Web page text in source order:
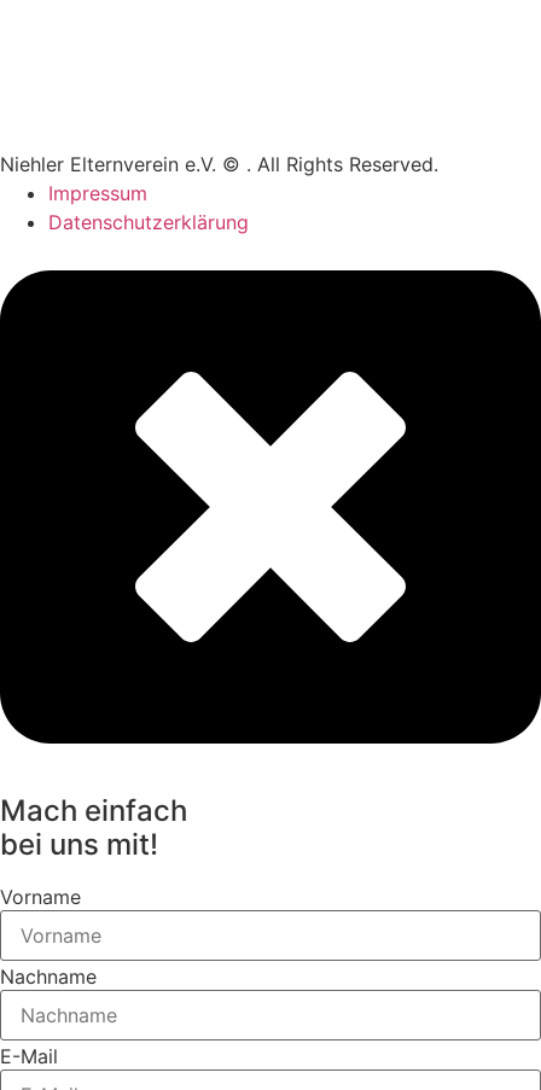
Niehler Elternverein e.V. © . All Rights Reserved.
Impressum
Datenschutzerklärung
Mach einfach
bei uns mit!
Vorname
Nachname
E-Mail